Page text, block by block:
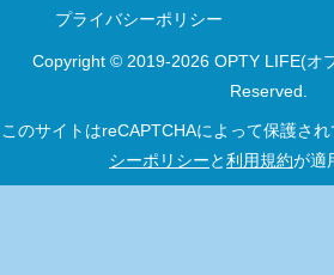
プライバシーポリシー
Copyright © 2019-2026 OPTY LIFE(オ
Reserved.
このサイトはreCAPTCHAによって保護さ
シーポリシーと利用規約が適